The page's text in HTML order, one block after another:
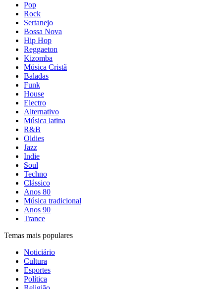
Pop
Rock
Sertanejo
Bossa Nova
Hip Hop
Reggaeton
Kizomba
Música Cristã
Baladas
Funk
House
Electro
Alternativo
Música latina
R&B
Oldies
Jazz
Indie
Soul
Techno
Clássico
Anos 80
Música tradicional
Anos 90
Trance
Temas mais populares
Noticiário
Cultura
Esportes
Política